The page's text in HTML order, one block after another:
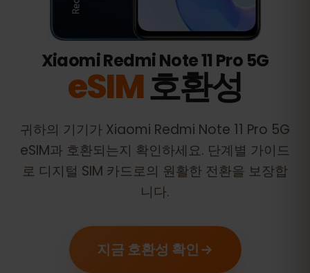
Xiaomi Redmi Note 11 Pro 5G
eSIM호환성
귀하의 기기가 Xiaomi Redmi Note 11 Pro 5G
eSIM과 호환되는지 확인하세요. 단계별 가이드
로 디지털 SIM 카드로의 원활한 전환을 보장합
니다.
지금 호환성 확인